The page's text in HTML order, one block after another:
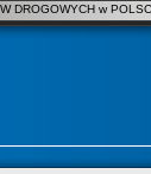
DROGOWYCH w